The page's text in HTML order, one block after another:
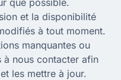
et la disponibilité
à tout moment.
manquantes ou
à nous contacter afin
les mettre à jour.